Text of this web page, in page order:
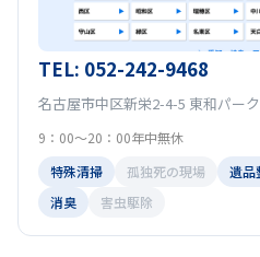
TEL: 052-242-9468
名古屋市中区新栄2-4-5 東和パー
9：00～20：00年中無休
特殊清掃
孤独死の現場 遺品
消臭
害虫駆除